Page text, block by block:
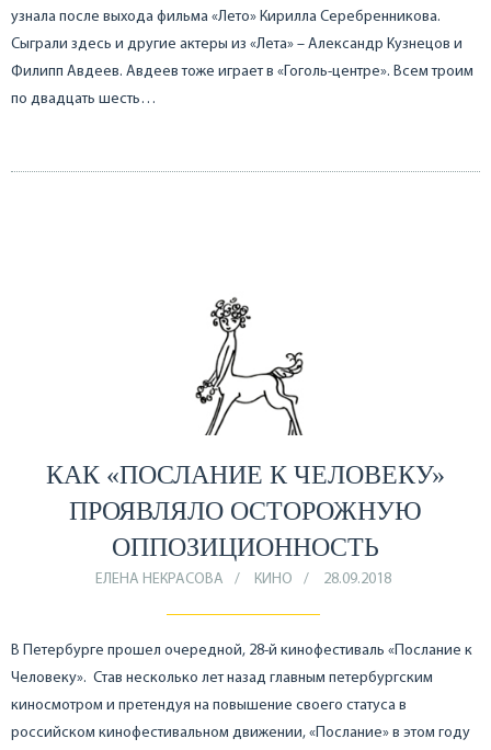
узнала после выхода фильма «Лето» Кирилла Серебренникова.
Сыграли здесь и другие актеры из «Лета» – Александр Кузнецов и
Филипп Авдеев. Авдеев тоже играет в «Гоголь-центре». Всем троим
по двадцать шесть…
КАК «ПОСЛАНИЕ К ЧЕЛОВЕКУ»
ПРОЯВЛЯЛО ОСТОРОЖНУЮ
ОППОЗИЦИОННОСТЬ
ЕЛЕНА НЕКРАСОВА КИНО 28.09.2018
В Петербурге прошел очередной, 28-й кинофестиваль «Послание к
Человеку». Став несколько лет назад главным петербургским
киносмотром и претендуя на повышение своего статуса в
российском кинофестивальном движении, «Послание» в этом году